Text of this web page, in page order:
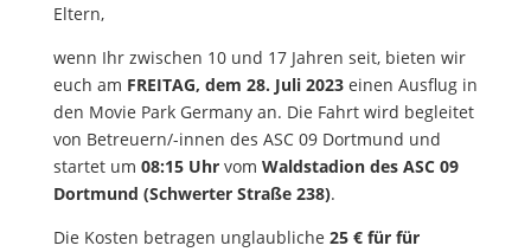
Eltern,
wenn Ihr zwischen 10 und 17 Jahren seit, bieten wir
euch am FREITAG, dem 28. Juli 2023einen Ausflug in
den Movie Park Germany an. Die Fahrt wird begleitet
von Betreuern/-innen des ASC 09 Dortmund und
startet um 08:15 Uhrvom Waldstadion des ASC 09
Dortmund (Schwerter Straße 238).
Die Kosten betragen unglaubliche 25 € für für